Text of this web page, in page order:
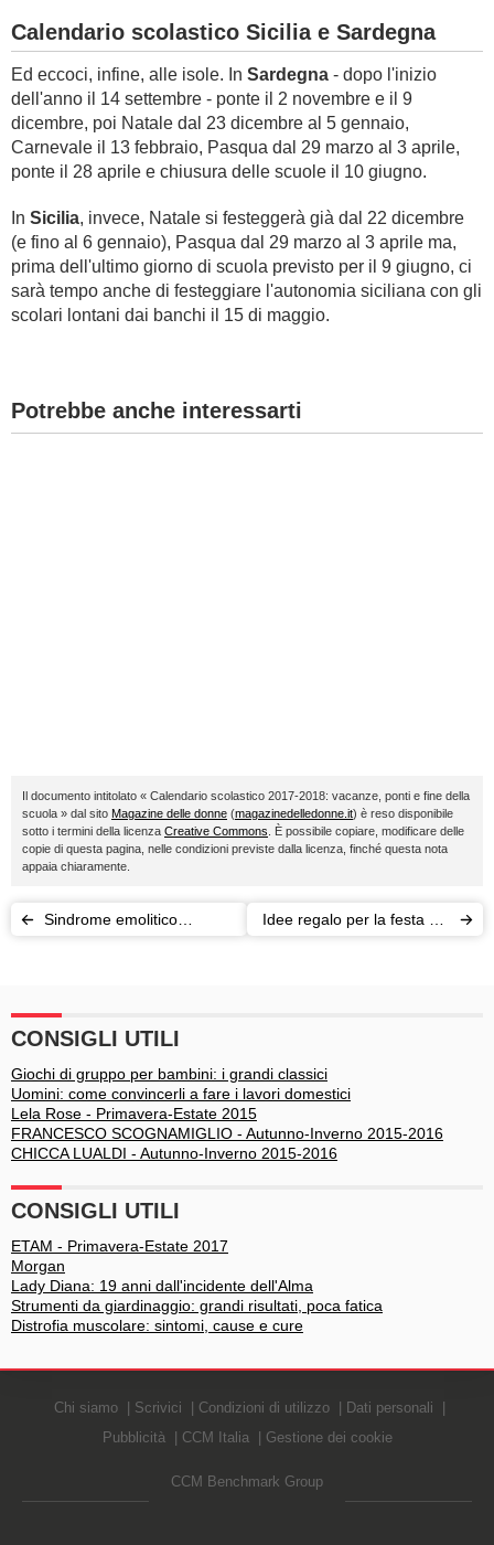
Calendario scolastico Sicilia e Sardegna
Ed eccoci, infine, alle isole. In Sardegna - dopo l'inizio
dell'anno il 14 settembre - ponte il 2 novembre e il 9
dicembre, poi Natale dal 23 dicembre al 5 gennaio,
Carnevale il 13 febbraio, Pasqua dal 29 marzo al 3 aprile,
ponte il 28 aprile e chiusura delle scuole il 10 giugno.
In Sicilia, invece, Natale si festeggerà già dal 22 dicembre
(e fino al 6 gennaio), Pasqua dal 29 marzo al 3 aprile ma,
prima dell'ultimo giorno di scuola previsto per il 9 giugno, ci
sarà tempo anche di festeggiare l'autonomia siciliana con gli
scolari lontani dai banchi il 15 di maggio.
Potrebbe anche interessarti
Il documento intitolato « Calendario scolastico 2017-2018: vacanze, ponti e fine della
scuola » dal sito Magazine delle donne (magazinedelledonne.it) è reso disponibile
sotto i termini della licenza Creative Commons . È possibile copiare, modificare delle
copie di questa pagina, nelle condizioni previste dalla licenza, finché questa nota
appaia chiaramente.
Sindrome emolitico
Idee regalo per la festa dei
CONSIGLI UTILI
Giochi di gruppo per bambini: i grandi classici
Uomini: come convincerli a fare i lavori domestici
Lela Rose - Primavera-Estate 2015
FRANCESCO SCOGNAMIGLIO - Autunno-Inverno 2015-2016
CHICCA LUALDI - Autunno-Inverno 2015-2016
CONSIGLI UTILI
ETAM - Primavera-Estate 2017
Morgan
Lady Diana: 19 anni dall'incidente dell'Alma
Strumenti da giardinaggio: grandi risultati, poca fatica
Distrofia muscolare: sintomi, cause e cure
Chi siamo Scrivici Condizioni di utilizzo
Dati personali
Pubblicità
CCM Italia Gestione dei cookie
CCM Benchmark Group